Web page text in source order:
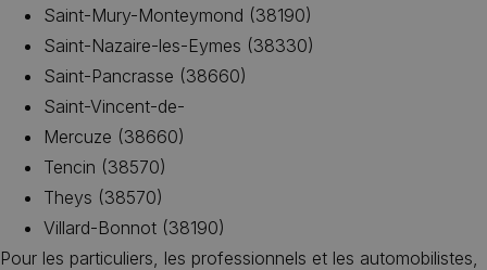
Saint-Mury-Monteymond (38190)
Saint-Nazaire-les-Eymes (38330)
Saint-Pancrasse (38660)
Saint-Vincent-de-
Mercuze (38660)
Tencin (38570)
Theys (38570)
Villard-Bonnot (38190)
Pour les particuliers, les professionnels et les automobilistes,